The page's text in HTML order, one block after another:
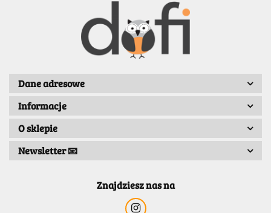
BENASSI/GALGI
Dane adresowe
Informacje
O sklepie
Newsletter 📧
Znajdziesz nas na